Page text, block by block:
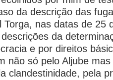
da descrição das
Torga, nas datas de 25
da
e por direitos
não só pelo Aljube mas
clandestinidade, pela